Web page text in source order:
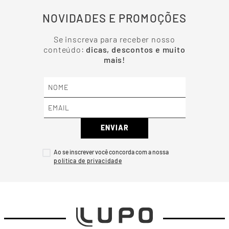
NOVIDADES E PROMOÇÕES
Se inscreva para receber nosso
conteúdo: dicas, descontos e muito
mais!
ENVIAR
Ao se inscrever você concorda com a nossa